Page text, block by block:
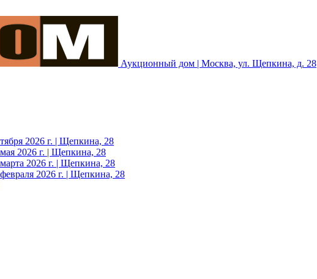
Аукционный дом | Москва, ул. Щепкина, д. 28
2026 г. | Щепкина, 28
2026 г. | Щепкина, 28
2026 г. | Щепкина, 28
2026 г. | Щепкина, 28